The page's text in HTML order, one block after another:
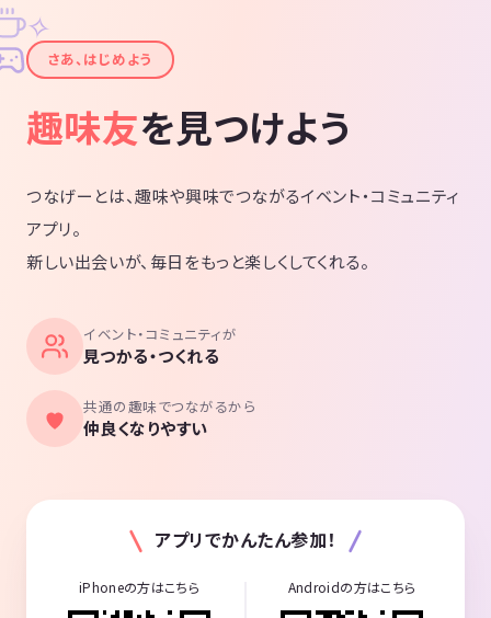
✦
✧
さあ、はじめよう
趣味友を見つけよう
つなげーとは、趣味や興味でつながるイベント・コミュニティ
アプリ。
新しい出会いが、毎日をもっと楽しくしてくれる。
イベント・コミュニティが
見つかる・つくれる
共通の趣味でつながるから
仲良くなりやすい
アプリでかんたん参加！
iPhoneの方はこちら Androidの方はこちら